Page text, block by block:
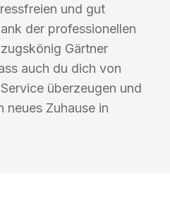
und gut
der professionellen
Gärtner
auch du dich von
überzeugen und
neues Zuhause in